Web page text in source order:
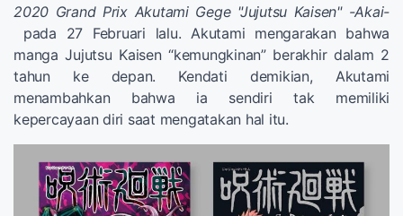
2020 Grand Prix Akutami Gege "Jujutsu Kaisen" -Akai-
pada 27 Februari lalu. Akutami mengarakan bahwa
manga Jujutsu Kaisen “kemungkinan” berakhir dalam 2
tahun ke depan. Kendati demikian, Akutami
menambahkan bahwa ia sendiri tak memiliki
kepercayaan diri saat mengatakan hal itu.